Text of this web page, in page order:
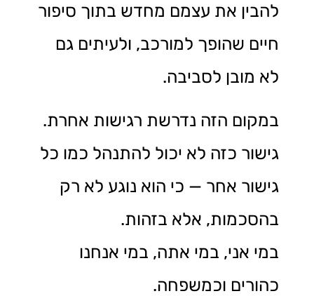
להבין את עצמם מחדש בתוך סיפור
חיים שהופך למורכב, ולעיתים גם
לא מובן לסביבה.
במקום הזה נדרשת רגישות אחרת.
גישור כזה לא יכול להתנהל כמו כל
גישור אחר — כי הוא נוגע לא רק
בהסכמות, אלא בזהות.
במי אני, במי אתה, במי אנחנו
כהורים וכמשפחה.